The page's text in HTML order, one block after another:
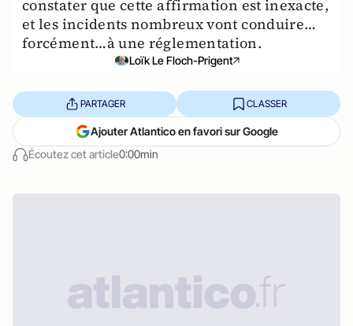
constater que cette affirmation est inexacte,
et les incidents nombreux vont conduire…
forcément…à une réglementation.
Loïk Le Floch-Prigent
Écoutez cet article0:00min
PARTAGER CLASSER
Ajouter Atlantico en favori sur Google